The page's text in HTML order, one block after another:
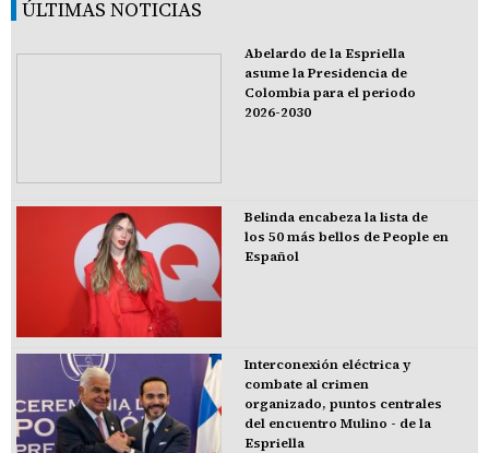
ÚLTIMAS NOTICIAS
Abelardo de la Espriella
asume la Presidencia de
Colombia para el periodo
2026-2030
Belinda encabeza la lista de
los 50 más bellos de People en
Español
Interconexión eléctrica y
combate al crimen
organizado, puntos centrales
del encuentro Mulino - de la
Espriella